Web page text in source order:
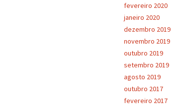
fevereiro 2020
janeiro 2020
dezembro 2019
novembro 2019
outubro 2019
setembro 2019
agosto 2019
outubro 2017
fevereiro 2017